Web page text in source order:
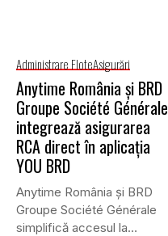
Administrare FloteAsigurări
Anytime România și BRD
Groupe Société Générale
integrează asigurarea
RCA direct în aplicația
YOU BRD
Anytime România și BRD
Groupe Société Générale
simplifică accesul la